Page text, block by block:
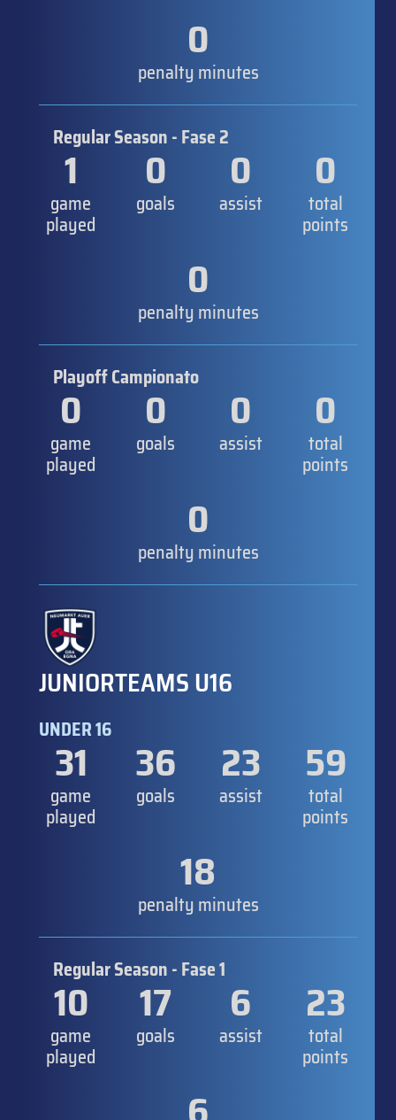
0
penalty minutes
Regular Season - Fase 2
1
game
played
0
goals
0
assist
0
total
points
0
penalty minutes
Playoff Campionato
0
game
played
0
goals
0
assist
0
total
points
0
penalty minutes
JUNIORTEAMS U16
UNDER 16
31
game
played
36
goals
23
assist
59
total
points
18
penalty minutes
Regular Season - Fase 1
10
game
played
17
goals
6
assist
23
total
points